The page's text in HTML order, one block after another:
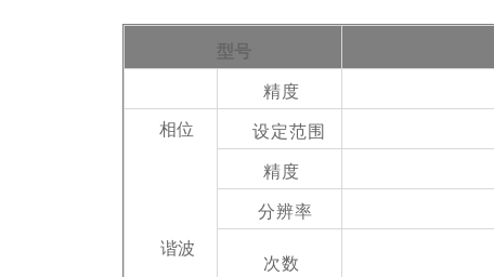
型号
精度
相位 设定范围
精度
分辨率
谐波
次数